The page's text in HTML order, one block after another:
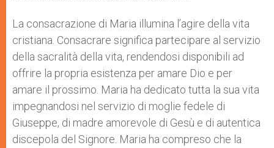
La consacrazione di Maria illumina l’agire della vita
cristiana. Consacrare significa partecipare al servizio
della sacralità della vita, rendendosi disponibili ad
offrire la propria esistenza per amare Dio e per
amare il prossimo. Maria ha dedicato tutta la sua vita
impegnandosi nel servizio di moglie fedele di
Giuseppe, di madre amorevole di Gesù e di autentica
discepola del Signore. Maria ha compreso che la